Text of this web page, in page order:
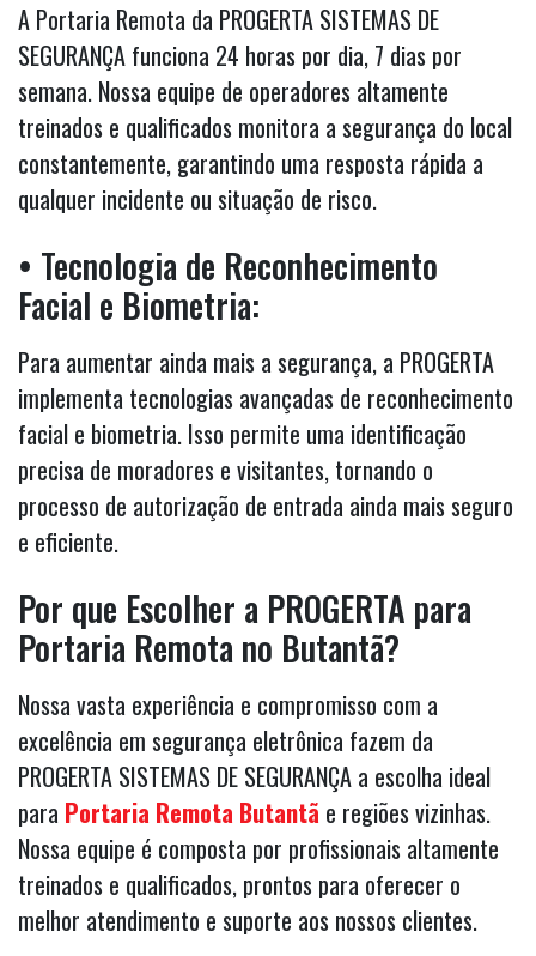
A Portaria Remota da PROGERTA SISTEMAS DE
SEGURANÇA funciona 24 horas por dia, 7 dias por
semana. Nossa equipe de operadores altamente
treinados e qualificados monitora a segurança do local
constantemente, garantindo uma resposta rápida a
qualquer incidente ou situação de risco.
• Tecnologia de Reconhecimento
Facial e Biometria:
Para aumentar ainda mais a segurança, a PROGERTA
implementa tecnologias avançadas de reconhecimento
facial e biometria. Isso permite uma identificação
precisa de moradores e visitantes, tornando o
processo de autorização de entrada ainda mais seguro
e eficiente.
Por que Escolher a PROGERTA para
Portaria Remota no Butantã?
Nossa vasta experiência e compromisso com a
excelência em segurança eletrônica fazem da
PROGERTA SISTEMAS DE SEGURANÇA a escolha ideal
para Portaria Remota Butantã e regiões vizinhas.
Nossa equipe é composta por profissionais altamente
treinados e qualificados, prontos para oferecer o
melhor atendimento e suporte aos nossos clientes.